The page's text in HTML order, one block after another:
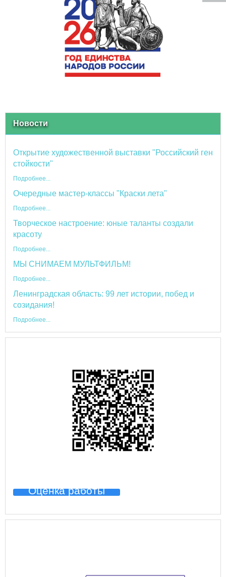
Новости
Открытие художественной выставки "Российский ген
стойкости"
Подробнее...
Очередные мастер-классы "Краски лета"
Подробнее...
Творческое настроение: юные таланты создали
красоту
Подробнее...
МЫ СНИМАЕМ МУЛЬТФИЛЬМ!
Подробнее...
Ленинградская область: 99 лет истории, побед и
созидания!
Подробнее...
Оценка работы